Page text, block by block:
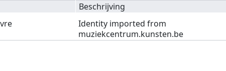
Beschrijving
Identity imported from
muziekcentrum.kunsten.be